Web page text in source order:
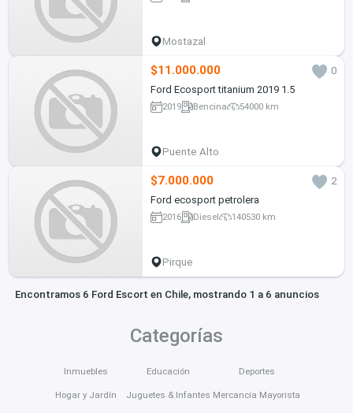
Mostazal
$11.000.000
0
Ford Ecosport titanium 2019 1.5
2019 Bencina 54000 km
Puente Alto
$7.000.000
2
Ford ecosport petrolera
2016 Diesel 140530 km
Pirque
Encontramos 6 Ford Escort en Chile, mostrando 1 a 6 anuncios
Categorías
Inmuebles
Hogar y Jardín
Educación
Juguetes & Infantes
Deportes
Mercancía Mayorista